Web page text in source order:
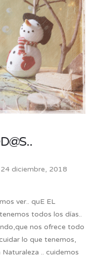
24 diciembre, 2018
ver.. quE EL
todos los días..
nos ofrece todo
lo que tenemos,
.. cuidemos